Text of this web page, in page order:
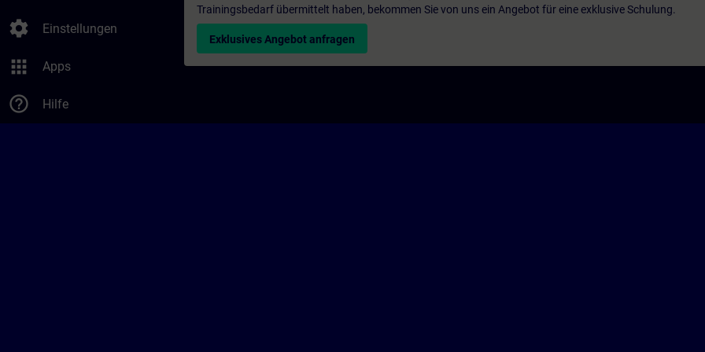
settings Einstellungen
apps Apps
help_outline Hilfe
Trainingsbedarf übermittelt haben, bekommen Sie von uns ein Angebot für eine exklusive Schulung.
Exklusives Angebot anfragen